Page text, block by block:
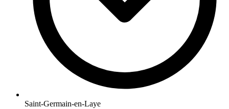
Saint-Germain-en-Laye